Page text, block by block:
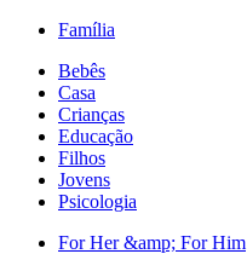
Família
Bebês
Casa
Crianças
Educação
Filhos
Jovens
Psicologia
For Her &amp; For Him